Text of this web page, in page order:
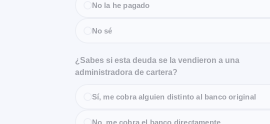
No la he pagado
No sé
¿Sabes si esta deuda se la vendieron a una
administradora de cartera?
Sí, me cobra alguien distinto al banco original
No, me cobra el banco directamente